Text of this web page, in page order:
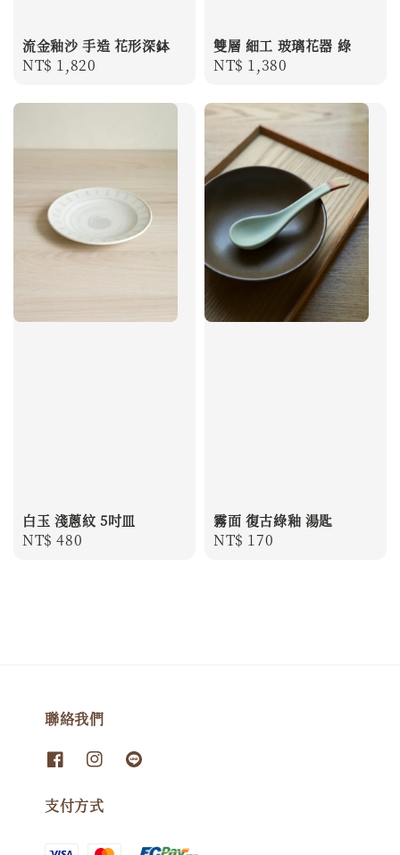
流金釉沙 手造 花形深鉢
Regular
NT$ 1,820
雙層 細工 玻璃花器 綠
Regular
NT$ 1,380
白玉 淺蔥紋 5吋皿
Regular
NT$ 480
霧面 復古綠釉 湯匙
Regular
NT$ 170
聯絡我們
支付方式